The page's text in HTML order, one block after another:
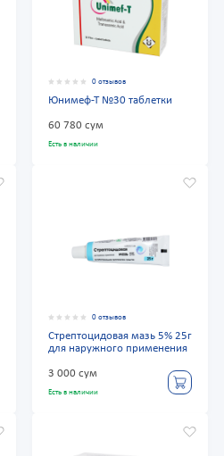
0 отзывов
Юнимеф-Т №30 таблетки
60 780 сум
Есть в наличии
0 отзывов
Стрептоцидовая мазь 5% 25г
для наружного применения
3 000 сум
Есть в наличии